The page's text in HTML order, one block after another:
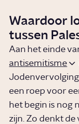
Waardoor
tussen
Aan het einde
antisemitisme
een roep voor
het begin is nog
zijn. Zo denkt de